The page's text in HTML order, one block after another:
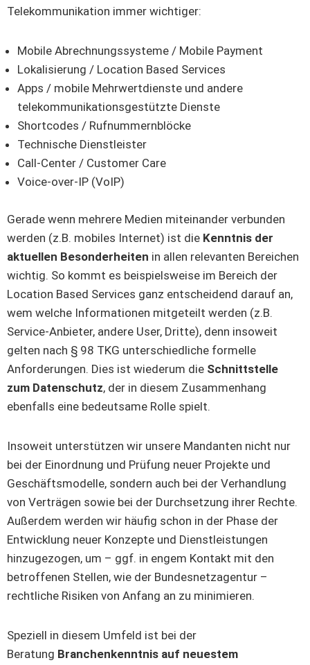
Telekommunikation immer wichtiger:
Mobile Abrechnungssysteme / Mobile Payment
Lokalisierung / Location Based Services
Apps / mobile Mehrwertdienste und andere
telekommunikationsgestützte Dienste
Shortcodes / Rufnummernblöcke
Technische Dienstleister
Call-Center / Customer Care
Voice-over-IP (VoIP)
Gerade wenn mehrere Medien miteinander verbunden
werden (z.B. mobiles Internet) ist die Kenntnis der
aktuellen Besonderheiten in allen relevanten Bereichen
wichtig. So kommt es beispielsweise im Bereich der
Location Based Services ganz entscheidend darauf an,
wem welche Informationen mitgeteilt werden (z.B.
Service-Anbieter, andere User, Dritte), denn insoweit
gelten nach § 98 TKG unterschiedliche formelle
Anforderungen. Dies ist wiederum die Schnittstelle
zum Datenschutz, der in diesem Zusammenhang
ebenfalls eine bedeutsame Rolle spielt.
Insoweit unterstützen wir unsere Mandanten nicht nur
bei der Einordnung und Prüfung neuer Projekte und
Geschäftsmodelle, sondern auch bei der Verhandlung
von Verträgen sowie bei der Durchsetzung ihrer Rechte.
Außerdem werden wir häufig schon in der Phase der
Entwicklung neuer Konzepte und Dienstleistungen
hinzugezogen, um – ggf. in engem Kontakt mit den
betroffenen Stellen, wie der Bundesnetzagentur –
rechtliche Risiken von Anfang an zu minimieren.
Speziell in diesem Umfeld ist bei der
Beratung Branchenkenntnis auf neuestem